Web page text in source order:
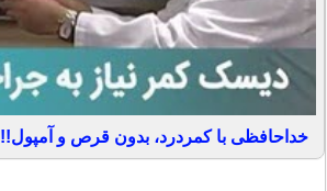
خداحافظی با کمردرد، بدون قرص و آمپول!!